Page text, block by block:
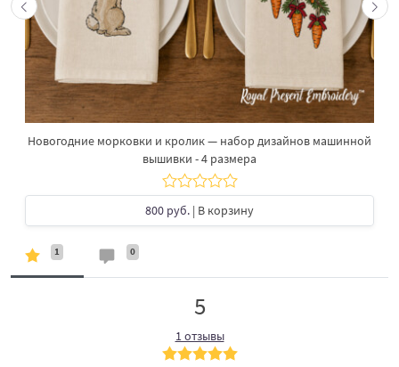
Новогодние морковки и кролик — набор дизайнов машинной
вышивки - 4 размера
800 руб. | В корзину
1 0
5
1 отзывы